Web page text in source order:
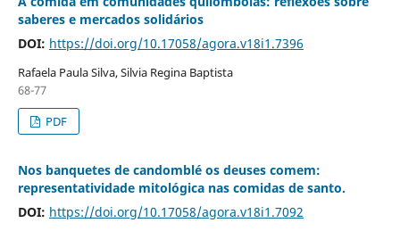
saberes e mercados solidários
DOI: https://doi.org/10.17058/agora.v18i1.7396
Rafaela Paula Silva, Silvia Regina Baptista
68-77
PDF
Nos banquetes de candomblé os deuses comem:
representatividade mitológica nas comidas de santo.
DOI: https://doi.org/10.17058/agora.v18i1.7092